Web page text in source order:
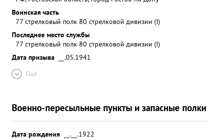
Воинская часть
77 стрелковый полк 80 стрелковой дивизии (I)
Последнее место службы
77 стрелковый полк 80 стрелковой дивизии (I)
Дата призыва
__.05.1941
Ещё
Военно-пересыльные пункты и запасные полки
Дата рождения
__.__.1922